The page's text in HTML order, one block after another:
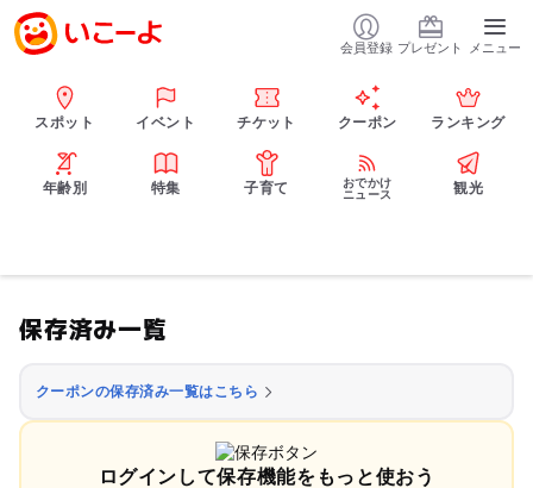
会員登録 プレゼント メニュー
スポット イベント チケット クーポン ランキング
年齢別 特集 子育て
おでかけ
ニュース
観光
保存済み一覧
クーポンの保存済み一覧はこちら
ログインして保存機能をもっと使おう